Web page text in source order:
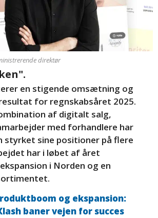
direktør
en stigende omsætning og
for regnskabsåret 2025.
af digitalt salg,
med forhandlere har
styrket sine positioner på flere
har i løbet af året
i Norden og en
og ekspansion:
baner vejen for succes